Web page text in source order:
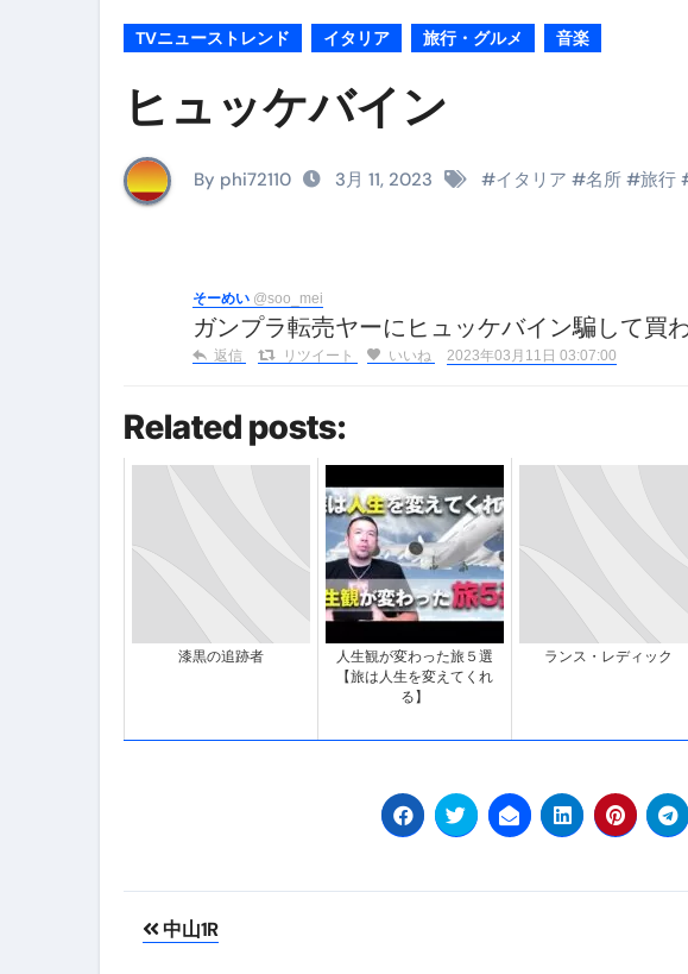
イタリア料理店【営業風景】週末ビリビリのランチ
【Vlog：July 2025】マリナと過ごしたイタリア
イタリアでの最後の仕事【帰国前最後の一週間】
【Instagram Live】イタリア行きの飛行機乗り遅れ
【賄いラーメン】人生初の二郎系ラーメン！イタ
【トマトパスタ】三ツ星シェフのパスタを完全再
フェノミナ-4K吹替音声収録版 SPECIAL-（4K
フェノミナ-4K吹替音声収録版- （ブルーレイディ
2026年料理人ローマへ行く！航空券0円てマジ？&
イタリア旅行体験談＆オススメスポット｜a
【何も言わなくても通じ合う】イタリアンの名
TVニューストレンド イタリア 旅行・グルメ 音楽
ヒュッケバイン
By phi72110 3月 11, 2023 #イタリア #名所 #旅行
そーめい @soo_mei
ガンプラ転売ヤーにヒュッケバイン騙して買
返信 リツイート いいね 2023年03月11日 03:07:00
Related posts:
漆黒の追跡者
人生観が変わった旅５選
【旅は人生を変えてくれ
る】
ランス・レディック
投中山1R